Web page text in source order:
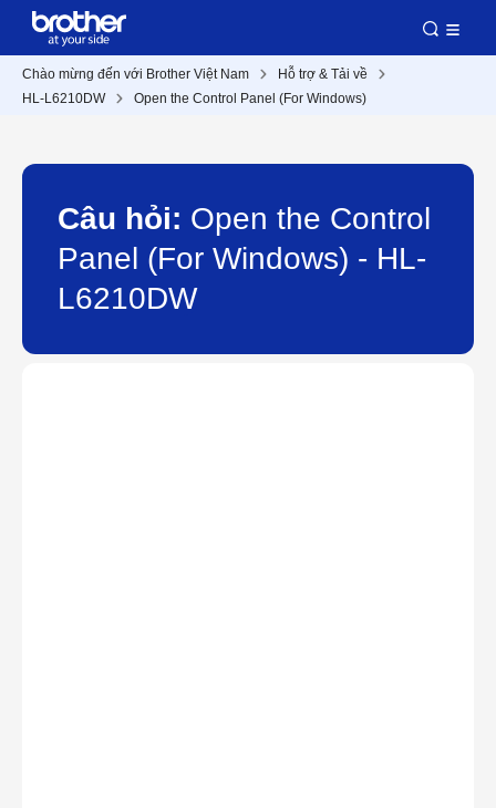
Chào mừng đến với Brother Việt Nam
Hỗ trợ & Tải về
HL-L6210DW
Open the Control Panel (For Windows)
Câu hỏi: Open the Control
Panel (For Windows) - HL-
L6210DW